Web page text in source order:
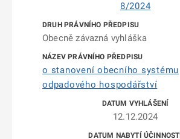
8/2024
Obecně závazná vyhláška
o stanovení obecního systému
odpadového hospodářství
12.12.2024